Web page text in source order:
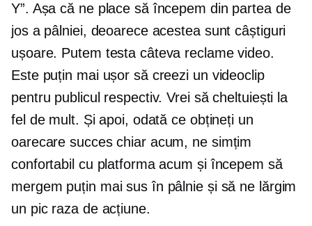
Y”. Așa că ne place să începem din partea de
jos a pâlniei, deoarece acestea sunt câștiguri
ușoare. Putem testa câteva reclame video.
Este puțin mai ușor să creezi un videoclip
pentru publicul respectiv. Vrei să cheltuiești la
fel de mult. Și apoi, odată ce obțineți un
oarecare succes chiar acum, ne simțim
confortabil cu platforma acum și începem să
mergem puțin mai sus în pâlnie și să ne lărgim
un pic raza de acțiune.